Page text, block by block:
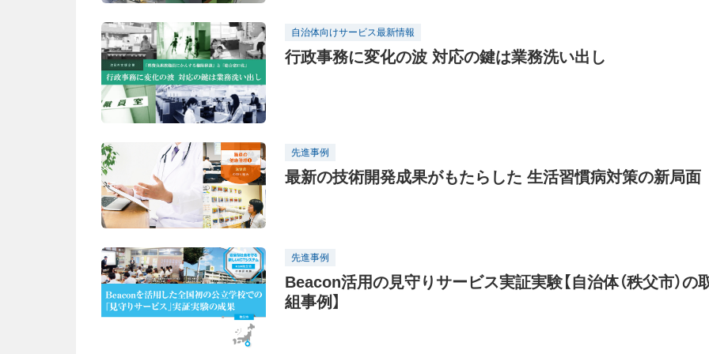
自治体向けサービス最新情報
行政事務に変化の波 対応の鍵は業務洗い出し
先進事例
最新の技術開発成果がもたらした 生活習慣病対策の新局面
先進事例
Beacon活用の見守りサービス実証実験【自治体（秩父市）の
組事例】